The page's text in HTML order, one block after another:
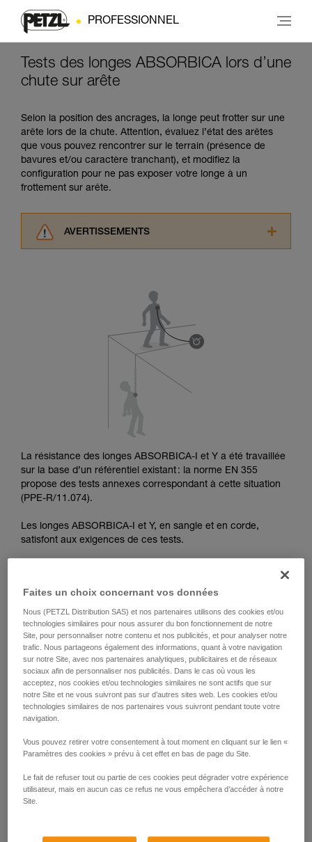
PROFESSIONNEL
Tests des longes ABSORBICA lors d’une
chute sur arête
Selon la position des ancrages, la longe peut frotter sur une
arête lors de la chute. Attention, évaluez l’état des arêtes
que vous pouvez rencontrer sur le terrain (présence de
bavures et/ou caractère tranchant), et modifiez la
configuration pour ne pas exposer votre longe à un
frottement sur arête.
AVERTISSEMENTS
informations de la notice technique pour
pouvoir comprendre ce complément
Maîtriser ces techniques nécessite une
formation et un entraînement spécifique. Validez
avec un professionnel votre capacité à refaire
la manipulation, seul, en toute sécurité, avant
de la reproduire en autonomie.
La résistance des longes ABSORBICA-I et Y a été travaillée
sur la base d’un référentiel existant : la norme EN 355
propose des tests annexes correspondant à cette situation
(PPE-R/11.074).
Les longes ABSORBICA-I et Y, en sangle et en corde,
satisfont aux exigences de ces tests.
Masse 140 kg.
Hauteur de chute 2 m.
Frottement de la longe sur une arête métallique de rayon 0,5
mm.
Exigence : la longe ne doit pas être sectionnée.
Faites un choix concernant vos données
Nous (PETZL Distribution SAS) et nos partenaires utilisons des cookies et/ou
technologies similaires pour nous assurer du bon fonctionnement de notre
Site, pour personnaliser notre contenu et nos publicités, et pour analyser notre
trafic. Nous partageons également des informations, quant à votre navigation
sur notre Site, avec nos partenaires analytiques, publicitaires et de réseaux
sociaux afin de personnaliser nos publicités. Dans le cas où vous les
acceptez, nos cookies et/ou technologies similaires ne sont actifs que sur
notre Site et ne vous suivront pas sur d’autres sites web. Les cookies et/ou
technologies similaires de nos partenaires vous suivront pendant toute votre
navigation.
Vous pouvez retirer votre consentement à tout moment en cliquant sur le lien «
Paramètres des cookies » prévu à cet effet en bas de page du Site.
Le fait de refuser tout ou partie de ces cookies peut dégrader votre expérience
utilisateur, mais en aucun cas ce refus ne vous empêchera d’accéder à notre
Site.